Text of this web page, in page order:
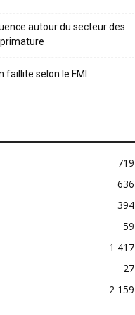
autour du secteur des
faillite selon le FMI
719
636
394
59
1 417
27
2 159